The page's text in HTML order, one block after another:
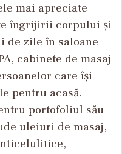
mai apreciate
îngrijirii corpului și
de zile în saloane
cabinete de masaj
care își
pentru acasă.
portofoliul său
uleiuri de masaj,